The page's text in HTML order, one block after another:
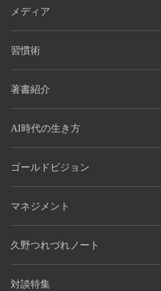
メディア
習慣術
著書紹介
AI時代の生き方
ゴールドビジョン
マネジメント
久野つれづれノート
対談特集